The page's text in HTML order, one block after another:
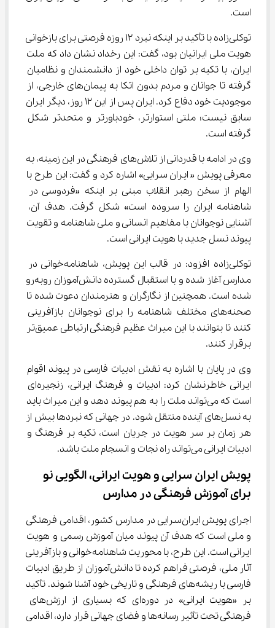
است.
توکلی‌زاده با تأکید بر اینکه نبرد ۱۲ روزه فرصتی برای بازخوانی
هویت ملی ایرانیان بود، گفت: این رخداد نشان داد که ملت
ایران، با تکیه بر توان داخلی خود از دانشمندان و نظامیان
گرفته تا جوانان و مردم بدون اتکا به پیمان‌های خارجی، از
موجودیت خود دفاع کرد. ایران پس از این ۱۲ روز، دیگر ایران
سابق نیست؛ ملتی استوارتر، خودباورتر و متحدتر شکل
گرفته است.
وی در ادامه با قدردانی از تلاش‌های فرهنگی در این زمینه، به
معرفی پویش « ایران سرایی» اشاره کرد و گفت: این طرح با
الهام از سخن رهبر انقلاب مبنی بر اینکه «فردوسی در
شاهنامه ایران را سروده است» شکل گرفت. هدف آن،
آشنایی نوجوانان با مفاهیم انسانی و ملی شاهنامه و تقویت
پیوند نسل جدید با هویت ایرانی است.
توکلی‌زاده افزود: در قالب این پویش، شاهنامه‌خوانی در
مدارس آغاز شده و با استقبال گسترده دانش‌آموزان روبه‌رو
شده است. همچنین از نگارگران و هنرمندان دعوت شده تا
صحنه‌های مختلف شاهنامه را برای نوجوانان بازآفرینی
کنند تا بتوانند با این میراث عظیم فرهنگی ارتباطی عمیق‌تر
برقرار کنند.
وی در پایان با اشاره به نقش ادبیات فارسی در پیوند اقوام
ایرانی خاطرنشان کرد: ادبیات و فرهنگ ایرانی، زنجیره‌ای
است که می‌تواند ملت را به هم پیوند دهد و این میراث باید
به نسل‌های آینده منتقل شود. در جهانی که نبردها بیش از
هر زمان بر سر هویت در جریان است، تکیه بر فرهنگ و
ادبیات ایرانی می‌تواند راه نجات و انسجام ملت باشد.
پویش ایران ‌سرایی و هویت ایرانی، الگویی نو
برای آموزش فرهنگی در مدارس
اجرای پویش ایران‌سرایی در مدارس کشور، اقدامی فرهنگی
و ملی است که هدف آن پیوند میان آموزش رسمی و هویت
ایرانی است. این طرح، با محوریت شاهنامه‌خوانی و بازآفرینی
آثار ملی، فرصتی فراهم کرده تا دانش‌آموزان از طریق ادبیات
فارسی با ریشه‌های فرهنگی و تاریخی خود آشنا شوند. تأکید
بر «هویت ایرانی» در دوره‌ای که بسیاری از ارزش‌های
فرهنگی تحت تأثیر رسانه‌ها و فضای جهانی قرار دارد، اقدامی